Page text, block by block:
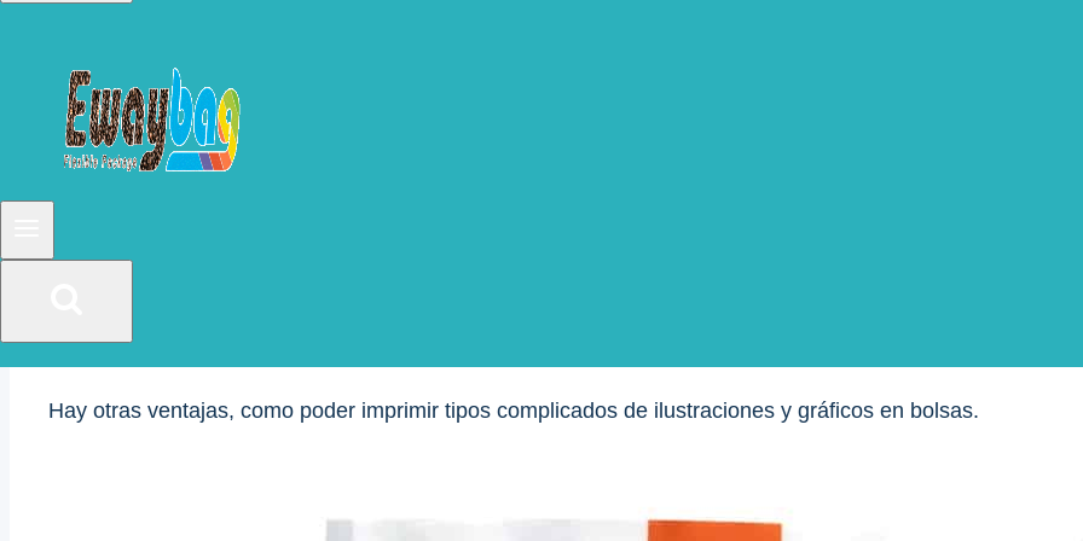
Pantallas colgantes
Conclusión
publicaciones similares
Puede ser aburrido cuando se utilizan cajas y cartones estándar, pero en la era moderna todos estamos
Hay otras ventajas, como poder imprimir tipos complicados de ilustraciones y gráficos en bolsas.